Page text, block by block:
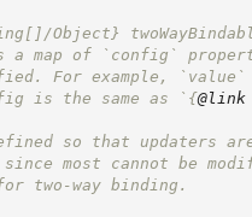
of `config`
example, `value` is
the same as ` {@link
that updaters are
cannot be
way binding.